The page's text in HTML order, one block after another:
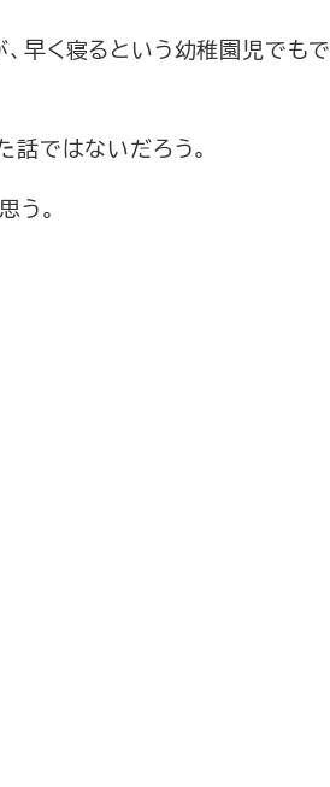
早く寝るという幼稚園児でも
話ではないだろう。
う。